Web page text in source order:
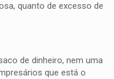
quanto de excesso de
de dinheiro, nem uma
que está o